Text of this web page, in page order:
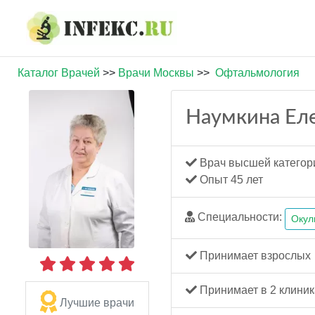
Каталог Врачей >> Врачи Москвы >> Офтальмология
Лучшие врачи
Наумкина
Врач высшей
Опыт 45 лет
Специальности:
Принимает взрослых
Принимает в 2